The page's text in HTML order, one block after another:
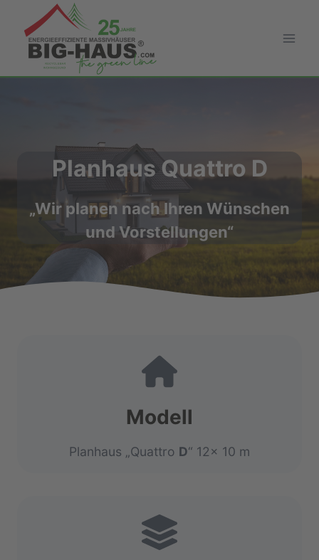
Inhalt
springen
Planhaus Quattro D
„Wir planen nach Ihren Wünschen
und Vorstellungen“
Modell
Planhaus „Quattro D“ 12x 10 m